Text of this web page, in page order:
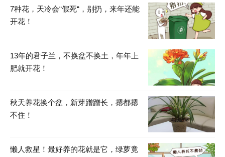
7种花，天冷会“假死“，别扔，来年还能
开花！
13年的君子兰，不换盆不换土，年年上
肥就开花！
秋天养花换个盆，新芽蹭蹭长，摁都摁
不住！
懒人救星！最好养的花就是它，绿萝竟